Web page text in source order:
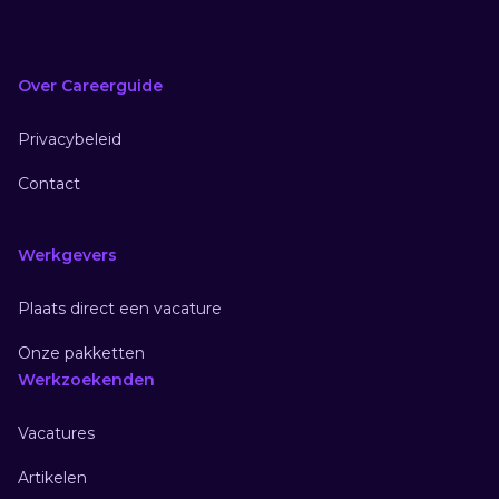
Over Careerguide
Privacybeleid
Contact
Werkgevers
Plaats direct een vacature
Onze pakketten
Werkzoekenden
Vacatures
Artikelen